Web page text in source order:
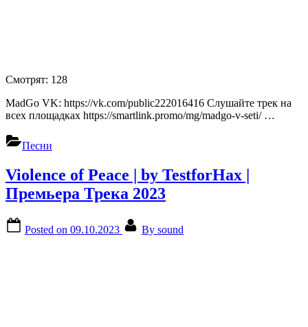
Смотрят: 128
MadGo VK: https://vk.com/public222016416 Слушайте трек на
всех площадках https://smartlink.promo/mg/madgo-v-seti/ …
Песни
Violence of Peace | by TestforHax |
Премьера Трека 2023
Posted on 09.10.2023 By sound